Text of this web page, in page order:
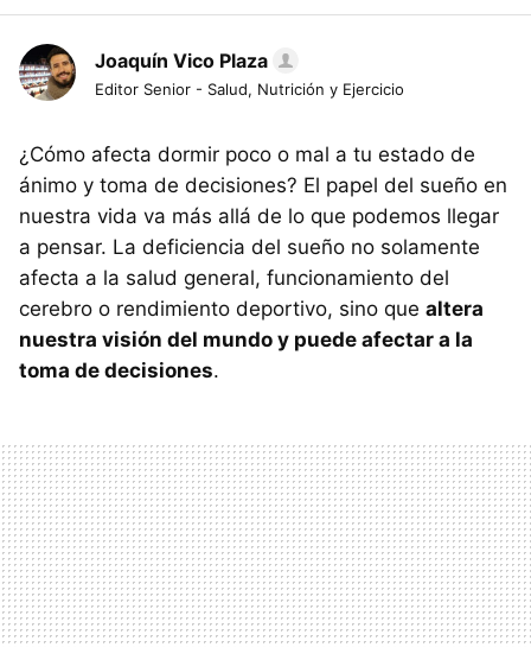
Joaquín Vico Plaza
Editor Senior - Salud, Nutrición y Ejercicio
¿Cómo afecta dormir poco o mal a tu estado de
ánimo y toma de decisiones? El papel del sueño en
nuestra vida va más allá de lo que podemos llegar
a pensar. La deficiencia del sueño no solamente
afecta a la salud general, funcionamiento del
cerebro o rendimiento deportivo, sino que altera
nuestra visión del mundo y puede afectar a la
toma de decisiones.